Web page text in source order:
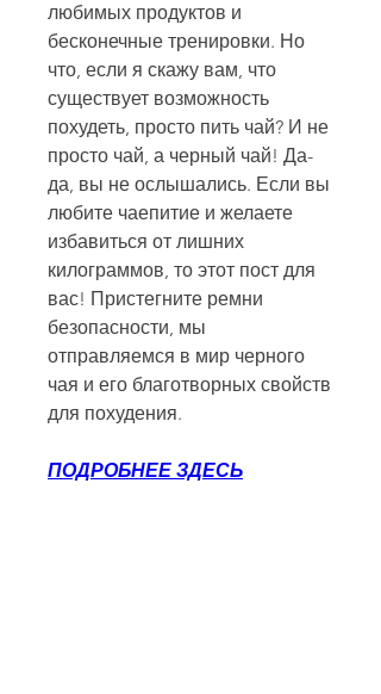
любимых продуктов и
бесконечные тренировки. Но
что, если я скажу вам, что
существует возможность
похудеть, просто пить чай? И не
просто чай, а черный чай! Да-
да, вы не ослышались. Если вы
любите чаепитие и желаете
избавиться от лишних
килограммов, то этот пост для
вас! Пристегните ремни
безопасности, мы
отправляемся в мир черного
чая и его благотворных свойств
для похудения.
ПОДРОБНЕЕ ЗДЕСЬ